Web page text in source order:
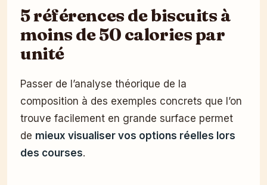
5 références de biscuits à
moins de 50 calories par
unité
Passer de l’analyse théorique de la
composition à des exemples concrets que l’on
trouve facilement en grande surface permet
de mieux visualiser vos options réelles lors
des courses.